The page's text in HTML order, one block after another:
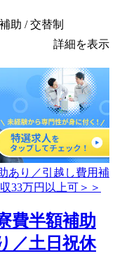
助 / 交替制
詳細を表示
費半額補助
／土日祝休